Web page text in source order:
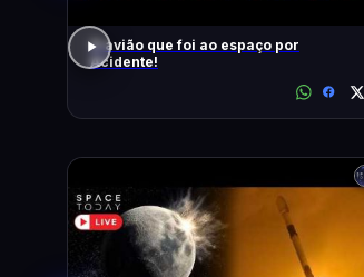
O avião que foi ao espaço por
Acidente!